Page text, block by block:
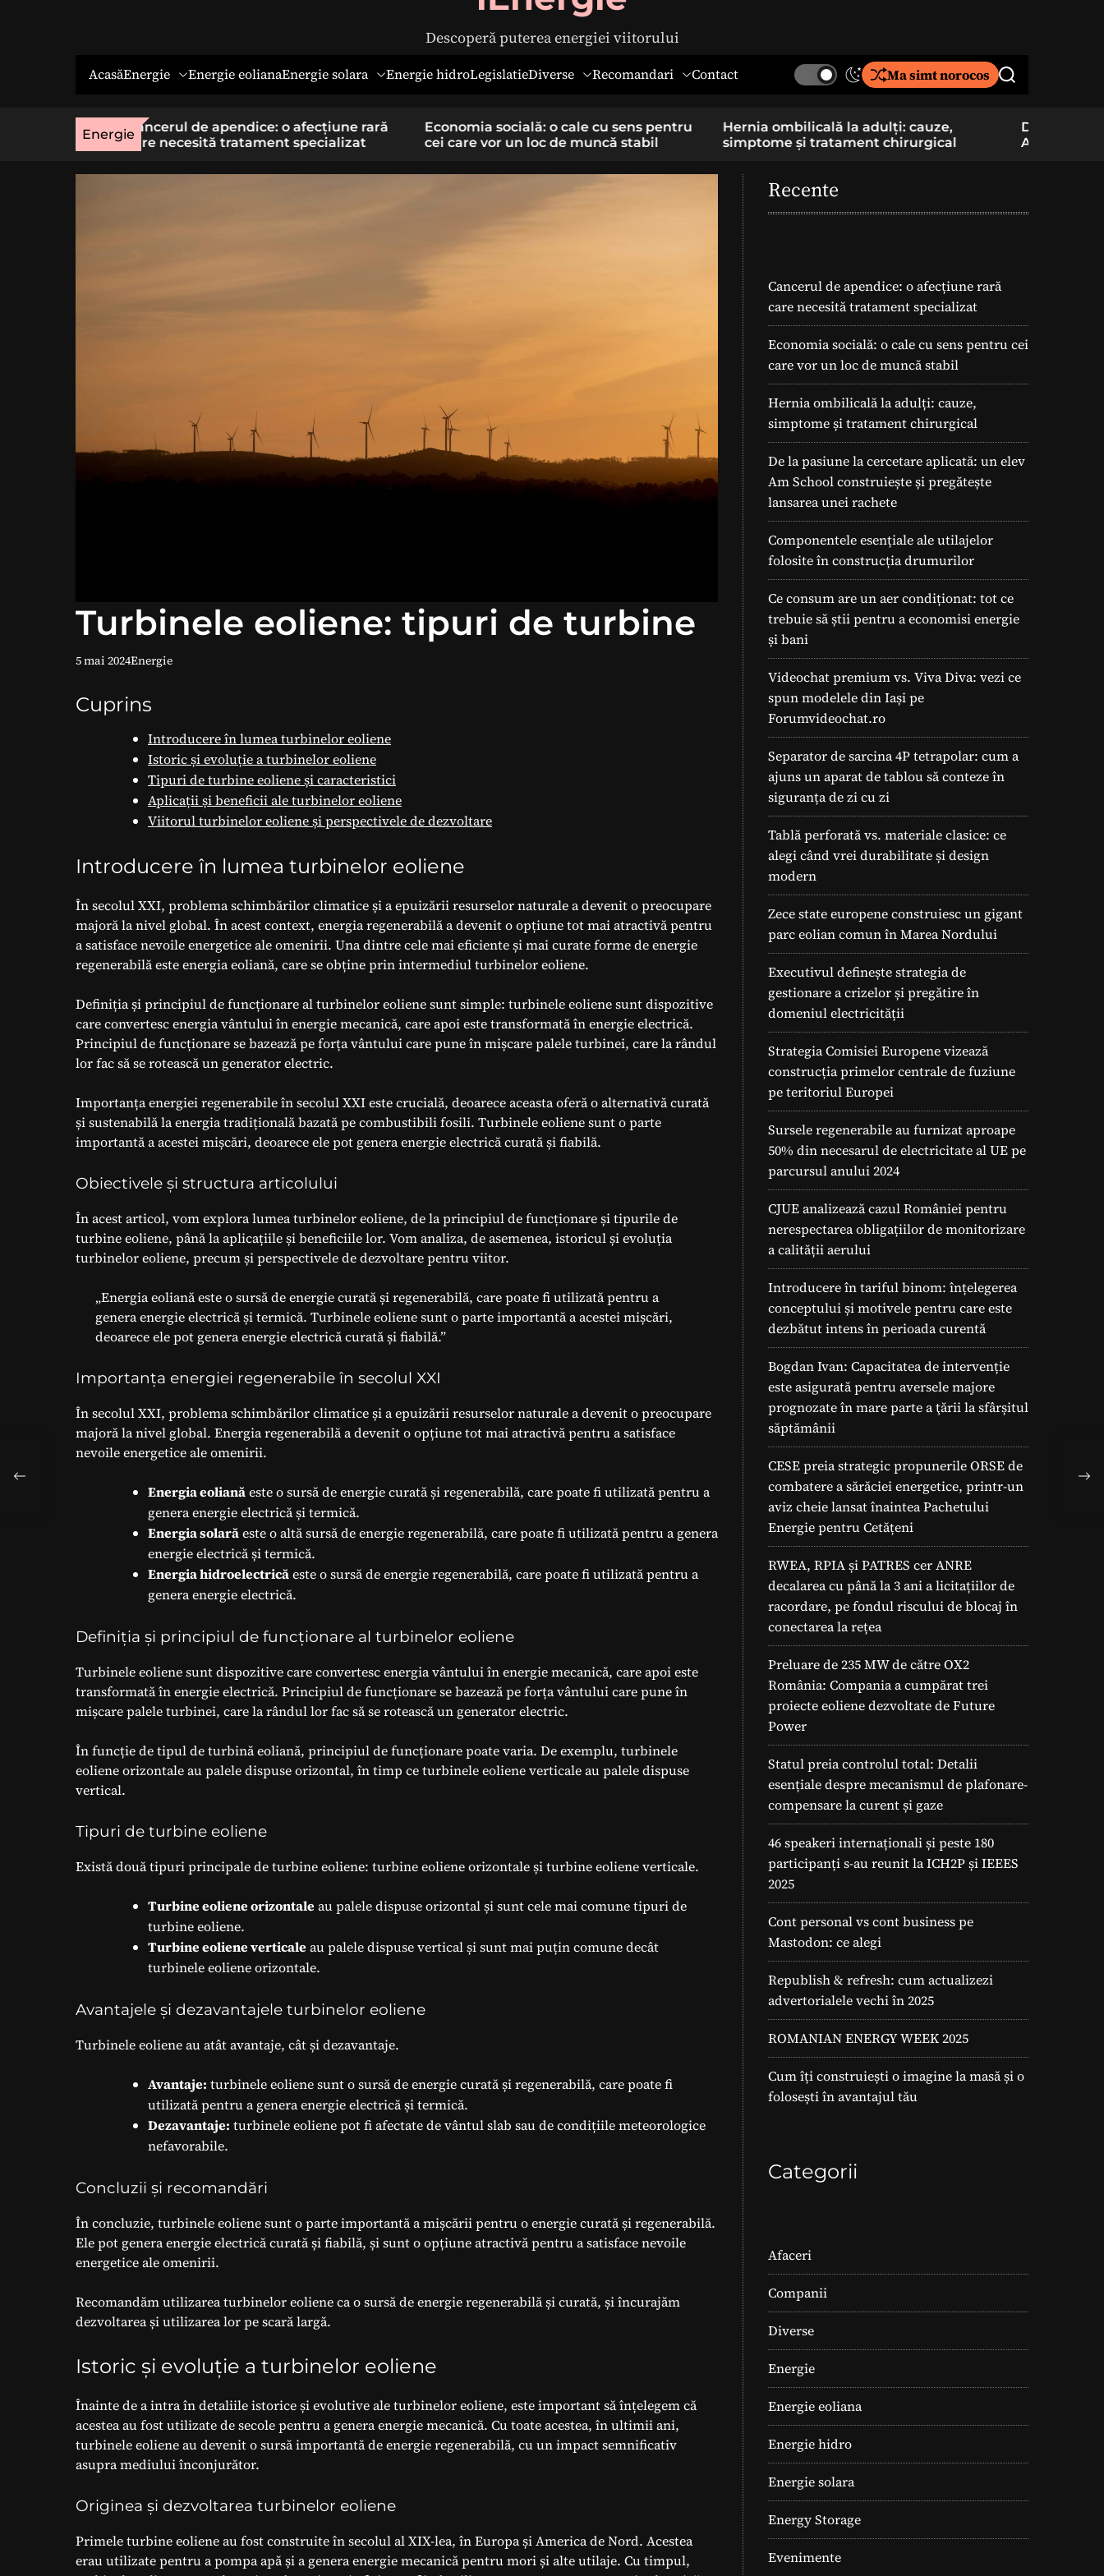
Descoperă puterea energiei viitorului
AcasăEnergie Energie eolianaEnergie solara Energie hidroLegislatieDiverse Recomandari Contact
S
t
c
o
l
o
d
e
Ma simt norocos
S
Energie
afecțiune rară
Economia socială: o cale cu sens pentru
cei care vor un loc de muncă stabil
Hernia ombilicală la adulți: cauze,
simptome și tratament chirurgical
De la pasiune la cercetare aplicată: un elev
Am School construiește și pregătește
Turbinele eoliene: tipuri de turbine
5 mai 2024Energie
Cuprins
Introducere în lumea turbinelor eoliene
Istoric și evoluție a turbinelor eoliene
Tipuri de turbine eoliene și caracteristici
Aplicații și beneficii ale turbinelor eoliene
Viitorul turbinelor eoliene și perspectivele de dezvoltare
Introducere în lumea turbinelor eoliene
În secolul XXI, problema schimbărilor climatice și a epuizării resurselor naturale a devenit o preocupare
majoră la nivel global. În acest context, energia regenerabilă a devenit o opțiune tot mai atractivă pentru
a satisface nevoile energetice ale omenirii. Una dintre cele mai eficiente și mai curate forme de energie
regenerabilă este energia eoliană, care se obține prin intermediul turbinelor eoliene.
Definiția și principiul de funcționare al turbinelor eoliene sunt simple: turbinele eoliene sunt dispozitive
care convertesc energia vântului în energie mecanică, care apoi este transformată în energie electrică.
Principiul de funcționare se bazează pe forța vântului care pune în mișcare palele turbinei, care la rândul
lor fac să se rotească un generator electric.
Importanța energiei regenerabile în secolul XXI este crucială, deoarece aceasta oferă o alternativă curată
și sustenabilă la energia tradițională bazată pe combustibili fosili. Turbinele eoliene sunt o parte
importantă a acestei mișcări, deoarece ele pot genera energie electrică curată și fiabilă.
Obiectivele și structura articolului
În acest articol, vom explora lumea turbinelor eoliene, de la principiul de funcționare și tipurile de
turbine eoliene, până la aplicațiile și beneficiile lor. Vom analiza, de asemenea, istoricul și evoluția
turbinelor eoliene, precum și perspectivele de dezvoltare pentru viitor.
„Energia eoliană este o sursă de energie curată și regenerabilă, care poate fi utilizată pentru a
genera energie electrică și termică. Turbinele eoliene sunt o parte importantă a acestei mișcări,
deoarece ele pot genera energie electrică curată și fiabilă.”
Importanța energiei regenerabile în secolul XXI
În secolul XXI, problema schimbărilor climatice și a epuizării resurselor naturale a devenit o preocupare
majoră la nivel global. Energia regenerabilă a devenit o opțiune tot mai atractivă pentru a satisface
nevoile energetice ale omenirii.
Energia eolianăeste o sursă de energie curată și regenerabilă, care poate fi utilizată pentru a
genera energie electrică și termică.
Energia solarăeste o altă sursă de energie regenerabilă, care poate fi utilizată pentru a genera
energie electrică și termică.
Energia hidroelectricăeste o sursă de energie regenerabilă, care poate fi utilizată pentru a
genera energie electrică.
Definiția și principiul de funcționare al turbinelor eoliene
Turbinele eoliene sunt dispozitive care convertesc energia vântului în energie mecanică, care apoi este
transformată în energie electrică. Principiul de funcționare se bazează pe forța vântului care pune în
mișcare palele turbinei, care la rândul lor fac să se rotească un generator electric.
În funcție de tipul de turbină eoliană, principiul de funcționare poate varia. De exemplu, turbinele
eoliene orizontale au palele dispuse orizontal, în timp ce turbinele eoliene verticale au palele dispuse
vertical.
Tipuri de turbine eoliene
Există două tipuri principale de turbine eoliene: turbine eoliene orizontale și turbine eoliene verticale.
Turbine eoliene orizontaleau palele dispuse orizontal și sunt cele mai comune tipuri de
turbine eoliene.
Turbine eoliene verticaleau palele dispuse vertical și sunt mai puțin comune decât
turbinele eoliene orizontale.
Avantajele și dezavantajele turbinelor eoliene
Turbinele eoliene au atât avantaje, cât și dezavantaje.
Avantaje: turbinele eoliene sunt o sursă de energie curată și regenerabilă, care poate fi
utilizată pentru a genera energie electrică și termică.
Dezavantaje: turbinele eoliene pot fi afectate de vântul slab sau de condițiile meteorologice
nefavorabile.
Concluzii și recomandări
În concluzie, turbinele eoliene sunt o parte importantă a mișcării pentru o energie curată și regenerabilă.
Ele pot genera energie electrică curată și fiabilă, și sunt o opțiune atractivă pentru a satisface nevoile
energetice ale omenirii.
Recomandăm utilizarea turbinelor eoliene ca o sursă de energie regenerabilă și curată, și încurajăm
dezvoltarea și utilizarea lor pe scară largă.
Istoric și evoluție a turbinelor eoliene
Înainte de a intra în detaliile istorice și evolutive ale turbinelor eoliene, este important să înțelegem că
acestea au fost utilizate de secole pentru a genera energie mecanică. Cu toate acestea, în ultimii ani,
turbinele eoliene au devenit o sursă importantă de energie regenerabilă, cu un impact semnificativ
asupra mediului înconjurător.
Originea și dezvoltarea turbinelor eoliene
Primele turbine eoliene au fost construite în secolul al XIX-lea, în Europa și America de Nord. Acestea
erau utilizate pentru a pompa apă și a genera energie mecanică pentru mori și alte utilaje. Cu timpul,
Recente
Cancerul de apendice: o afecțiune rară
care necesită tratament specializat
Economia socială: o cale cu sens pentru cei
care vor un loc de muncă stabil
Hernia ombilicală la adulți: cauze,
simptome și tratament chirurgical
De la pasiune la cercetare aplicată: un elev
Am School construiește și pregătește
lansarea unei rachete
Componentele esențiale ale utilajelor
folosite în construcția drumurilor
Ce consum are un aer condiționat: tot ce
trebuie să știi pentru a economisi energie
și bani
Videochat premium vs. Viva Diva: vezi ce
spun modelele din Iași pe
Forumvideochat.ro
Separator de sarcina 4P tetrapolar: cum a
ajuns un aparat de tablou să conteze în
siguranța de zi cu zi
Tablă perforată vs. materiale clasice: ce
alegi când vrei durabilitate și design
modern
Zece state europene construiesc un gigant
parc eolian comun în Marea Nordului
Executivul definește strategia de
gestionare a crizelor și pregătire în
domeniul electricității
Strategia Comisiei Europene vizează
construcția primelor centrale de fuziune
pe teritoriul Europei
Sursele regenerabile au furnizat aproape
50% din necesarul de electricitate al UE pe
parcursul anului 2024
CJUE analizează cazul României pentru
nerespectarea obligațiilor de monitorizare
a calității aerului
Introducere în tariful binom: înțelegerea
conceptului și motivele pentru care este
dezbătut intens în perioada curentă
Bogdan Ivan: Capacitatea de intervenție
este asigurată pentru aversele majore
prognozate în mare parte a ţării la sfârșitul
săptămânii
CESE preia strategic propunerile ORSE de
combatere a sărăciei energetice, printr-un
aviz cheie lansat înaintea Pachetului
Energie pentru Cetățeni
RWEA, RPIA și PATRES cer ANRE
decalarea cu până la 3 ani a licitațiilor de
racordare, pe fondul riscului de blocaj în
conectarea la rețea
Preluare de 235 MW de către OX2
România: Compania a cumpărat trei
proiecte eoliene dezvoltate de Future
Power
Statul preia controlul total: Detalii
esențiale despre mecanismul de plafonare-
compensare la curent și gaze
46 speakeri internaționali și peste 180
participanți s-au reunit la ICH2P și IEEES
2025
Cont personal vs cont business pe
Mastodon: ce alegi
Republish & refresh: cum actualizezi
advertorialele vechi în 2025
ROMANIAN ENERGY WEEK 2025
Cum îți construiești o imagine la masă și o
folosești în avantajul tău
Categorii
Afaceri
Companii
Diverse
Energie
Energie eoliana
Energie hidro
Energie solara
Energy Storage
Evenimente